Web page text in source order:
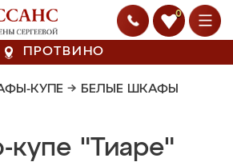
0
ПРОТВИНО
КУПЕ → БЕЛЫЕ ШКАФЫ
купе "Тиаре"